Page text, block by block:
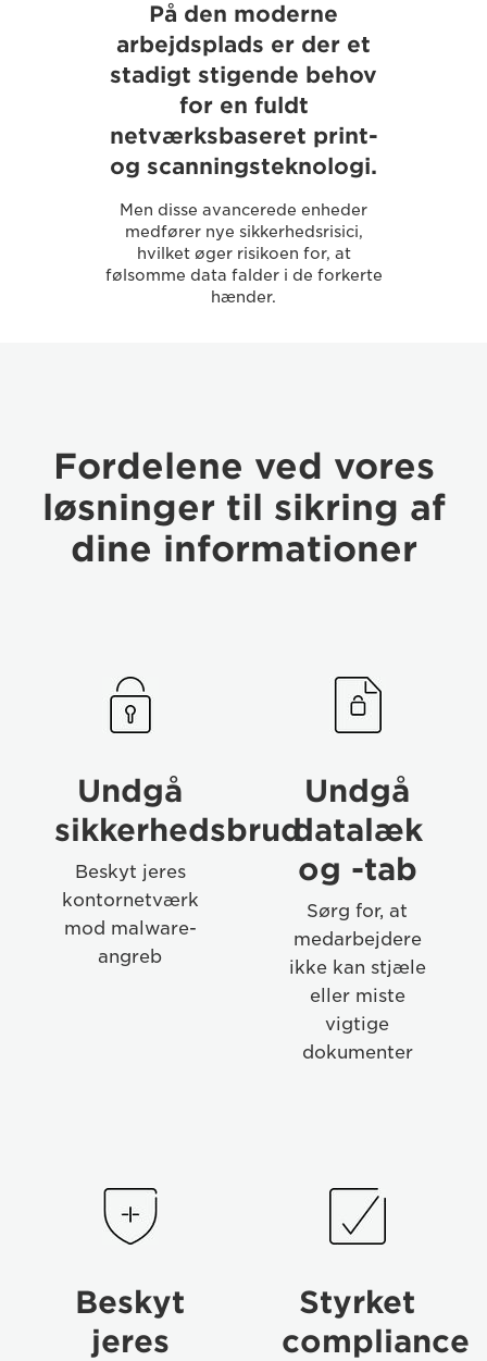
På den moderne
arbejdsplads er der et
stadigt stigende behov
for en fuldt
netværksbaseret print-
og scanningsteknologi.
Men disse avancerede enheder
medfører nye sikkerhedsrisici,
hvilket øger risikoen for, at
følsomme data falder i de forkerte
hænder.
Fordelene ved vores
løsninger til sikring af
dine informationer
Benefits
Undgå
sikkerhedsbrud
Beskyt jeres
kontornetværk
mod malware-
angreb
Benefits
Undgå
datalæk
og -tab
Sørg for, at
medarbejdere
ikke kan stjæle
eller miste
vigtige
dokumenter
Benefits
Beskyt
jeres
Benefits
Styrket
compliance